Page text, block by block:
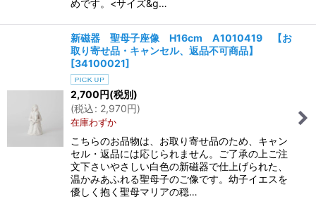
めです。<サイズ&g…
新磁器 聖母子座像 H16cm A1010419 【お
取り寄せ品・キャンセル、返品不可商品】
[34100021]
2,700円(税別)
(税込: 2,970円)
在庫わずか
こちらのお品物は、お取り寄せ品のため、キャン
セル・返品には応じられません。ご了承の上ご注
文下さいやさしい白色の新磁器で仕上げられた、
温かみあふれる聖母子のご像です。幼子イエスを
優しく抱く聖母マリアの穏…